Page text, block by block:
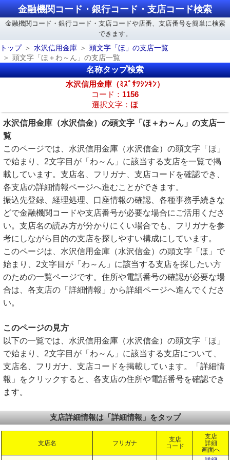
金融機関コード・銀行コード・支店コード検索
金融機関コード・銀行コード・支店コードや店番、支店番号を簡単に検索
できます。
トップ
水沢信用金庫
頭文字「ほ」の支店一覧
頭文字「ほ＋わ～ん」の支店一覧
名称タップ検索
水沢信用金庫（ﾐｽﾞｻﾜｼﾝｷﾝ）
コード： 1156
選択文字： ほ
水沢信用金庫（水沢信金）の頭文字「ほ＋わ～ん」の支店一
覧
このページでは、水沢信用金庫（水沢信金）の頭文字「ほ」
で始まり、2文字目が「わ～ん」に該当する支店を一覧で掲
載しています。支店名、フリガナ、支店コードを確認でき、
各支店の詳細情報ページへ進むことができます。
振込先登録、経理処理、口座情報の確認、各種事務手続きな
どで金融機関コードや支店番号が必要な場合にご活用くださ
い。支店名の読み方が分かりにくい場合でも、フリガナを参
考にしながら目的の支店を探しやすい構成にしています。
このページは、水沢信用金庫（水沢信金）の頭文字「ほ」で
始まり、2文字目が「わ～ん」に該当する支店を探したい方
のための一覧ページです。住所や電話番号の確認が必要な場
合は、各支店の「詳細情報」から詳細ページへ進んでくださ
い。
このページの見方
以下の一覧では、水沢信用金庫（水沢信金）の頭文字「ほ」
で始まり、2文字目が「わ～ん」に該当する支店について、
支店名、フリガナ、支店コードを掲載しています。「詳細情
報」をクリックすると、各支店の住所や電話番号を確認でき
ます。
支店詳細情報は「詳細情報」をタップ
支店名 フリガナ
支店
コード
支店
詳細
画面へ